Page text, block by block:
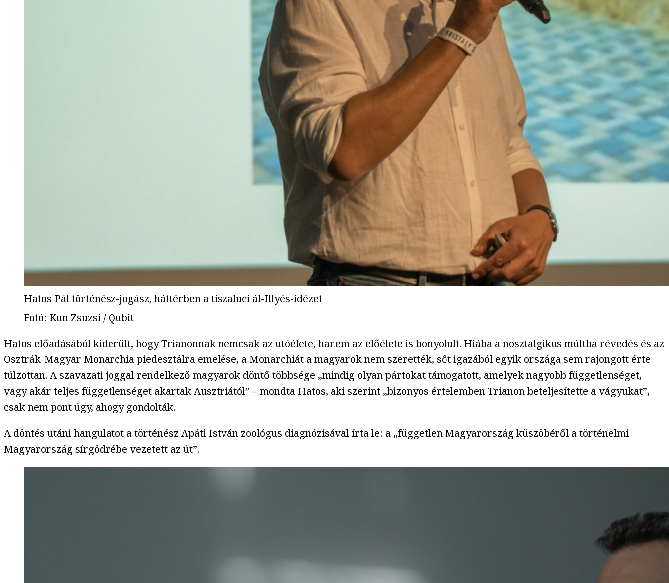
Hatos Pál történész-jogász, háttérben a tiszaluci ál-Illyés-idézet
Fotó: Kun Zsuzsi / Qubit
Hatos előadásából kiderült, hogy Trianonnak nemcsak az utóélete, hanem az előélete is bonyolult. Hiába a nosztalgikus múltba révedés és az
Osztrák-Magyar Monarchia piedesztálra emelése, a Monarchiát a magyarok nem szerették, sőt igazából egyik országa sem rajongott érte
túlzottan. A szavazati joggal rendelkező magyarok döntő többsége „mindig olyan pártokat támogatott, amelyek nagyobb függetlenséget,
vagy akár teljes függetlenséget akartak Ausztriától” – mondta Hatos, aki szerint „bizonyos értelemben Trianon beteljesítette a vágyukat”,
csak nem pont úgy, ahogy gondolták.
A döntés utáni hangulatot a történész Apáti István zoológus diagnózisával írta le: a „független Magyarország küszöbéről a történelmi
Magyarország sírgödrébe vezetett az út”.